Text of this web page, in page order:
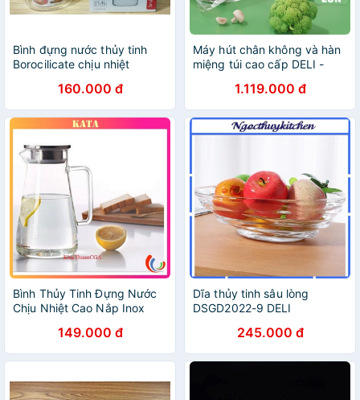
Bình đựng nước thủy tinh
Borocilicate chịu nhiệt
160.000 đ
Máy hút chân không và hàn
miệng túi cao cấp DELI -
sử dụng, bảo quản - Bảo
hành 1 năm - 14898
1.119.000 đ
Bình Thủy Tinh Đựng Nước
Chịu Nhiệt Cao Nắp Inox
149.000 đ
Dĩa thủy tinh sâu lòng
DSGD2022-9 DELI
245.000 đ